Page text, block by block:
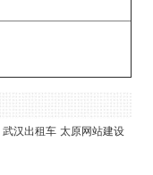
武汉出租车 太原网站建设